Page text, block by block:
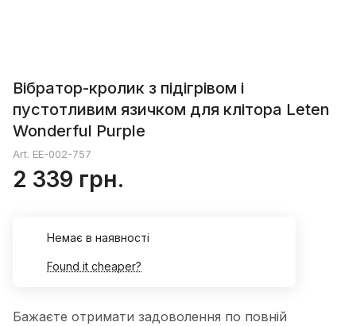
Вібратор-кролик з підігрівом і
пустотливим язичком для клітора Leten
Wonderful Purple
Art. EE-002-757
2 339 грн.
Немає в наявності
Found it cheaper?
Бажаєте отримати задоволення по повній